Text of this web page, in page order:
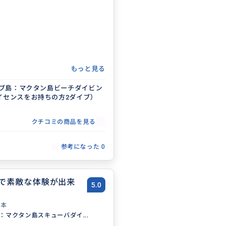
もっと見る
島：マクタン島ビーチダイビン
センスをお持ちの方2ダイブ）
クチコミの商品を見る
参考になった 0
素敵な体験が出来
5.0
本
マクタン島スキューバダイ...